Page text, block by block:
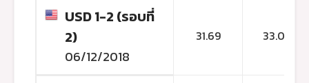
USD 1-2 (รอบที่
2)
06/12/2018
31.69 33.04